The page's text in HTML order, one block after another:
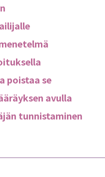
poistaa se
avulla
tunnistaminen